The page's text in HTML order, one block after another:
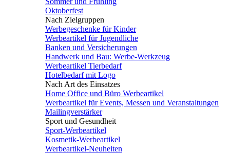
Oktoberfest
Nach Zielgruppen
Werbegeschenke für Kinder
Werbeartikel für Jugendliche
Banken und Versicherungen
Handwerk und Bau: Werbe-Werkzeug
Werbeartikel Tierbedarf
Hotelbedarf mit Logo
Nach Art des Einsatzes
Home Office und Büro Werbeartikel
Werbeartikel für Events, Messen und Veranstaltungen
Mailingverstärker
Sport und Gesundheit
Sport-Werbeartikel
Kosmetik-Werbeartikel
Werbeartikel-Neuheiten